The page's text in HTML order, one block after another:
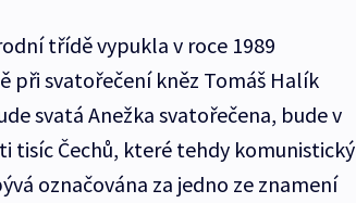
třídě vypukla v roce 1989
při svatořečení kněz Tomáš Halík
svatá Anežka svatořečena, bude v
tisíc Čechů, které tehdy komunistický
označována za jedno ze znamení